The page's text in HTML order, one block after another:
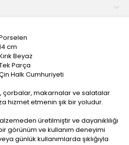
cm
Beyaz
Parça
Halk Cumhuriyeti
çorbalar, makarnalar ve salatalar
hizmet etmenin şık bir yoludur.
üretilmiştir ve dayanıklılığı
görünüm ve kullanım deneyimi
günlük kullanımlarda şıklığıyla